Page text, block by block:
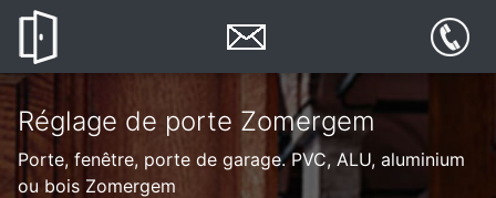
Réglage de porte Zomergem
Porte, fenêtre, porte de garage. PVC, ALU, aluminium
ou bois Zomergem